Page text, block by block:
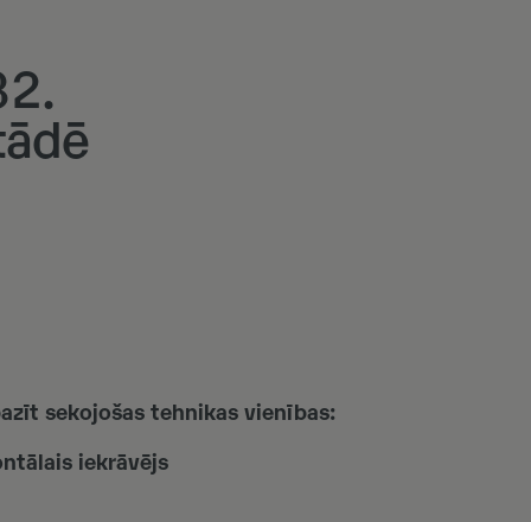
sekojošas tehnikas vienības:
iekrāvējs